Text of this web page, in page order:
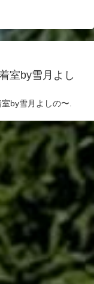
室by雪月よし
by雪月よしの〜.